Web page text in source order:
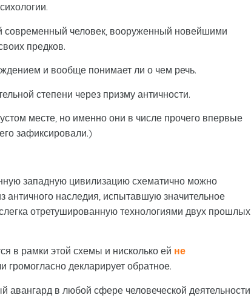
современный человек, вооруженный новейшими
предков.
и вообще понимает ли о чем речь.
степени через призму античности.
месте, но именно они в числе прочего впервые
зафиксировали.)
западную цивилизацию схематично можно
античного наследия, испытавшую значительное
отретушированную технологиями двух прошлых
в рамки этой схемы и нисколько ей не
громогласно декларирует обратное.
в любой сфере человеческой деятельности